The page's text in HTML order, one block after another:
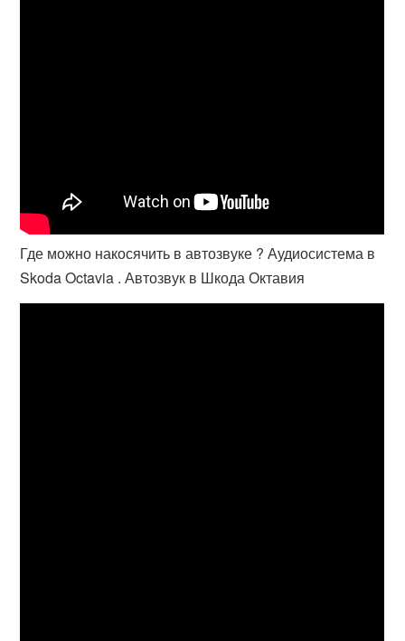
Где можно накосячить в автозвуке ? Аудиосистема в
Skoda Octavia . Автозвук в Шкода Октавия